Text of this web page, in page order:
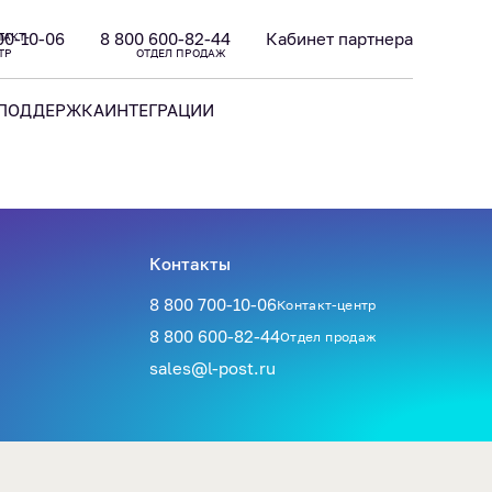
10-06 8 800 600-82-44
ОТДЕЛ ПРОДАЖ
Кабинет партнера
ИНТЕГРАЦИИ
Контакты
8 800 700-10-06Контакт-центр
8 800 600-82-44Отдел продаж
sales@l-post.ru